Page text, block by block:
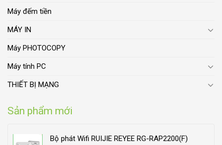
Máy đếm tiền
MÁY IN
Máy PHOTOCOPY
Máy tính PC
THIẾT BỊ MẠNG
Sản phẩm mới
Bộ phát Wifi RUIJIE REYEE RG-RAP2200(F)